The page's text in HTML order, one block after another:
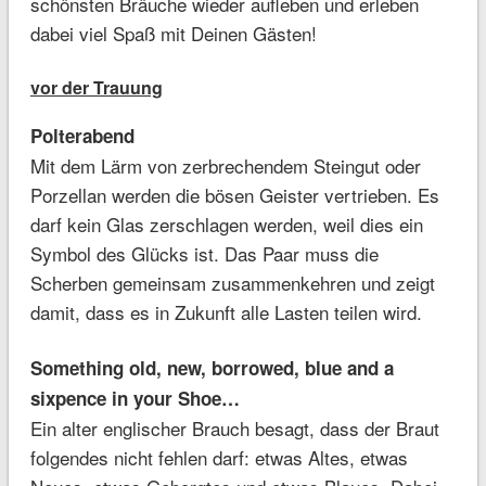
dabei viel Spaß mit Deinen Gästen!
vor der Trauung
Polterabend
Mit dem Lärm von zerbrechendem Steingut oder
Porzellan werden die bösen Geister vertrieben. Es
darf kein Glas zerschlagen werden, weil dies ein
Symbol des Glücks ist. Das Paar muss die
Scherben gemeinsam zusammenkehren und zeigt
damit, dass es in Zukunft alle Lasten teilen wird.
Something old, new, borrowed, blue and a
sixpence in your Shoe…
Ein alter englischer Brauch besagt, dass der Braut
folgendes nicht fehlen darf: etwas Altes, etwas